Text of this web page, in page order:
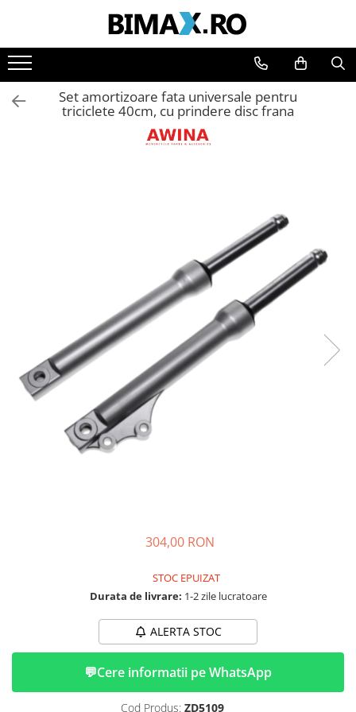
Toate Produsele
Triciclete Electrice
⬇ TIPURI
➔ Cu Cabina fara Permis
➔ Cu Cabina Inchisa
➔ Cu Remorca
➔ Cu Remorca Fara Permis
➔ Cu Volan
➔ Fara Permis
PIESE DE SCHIMB
Cauciucuri
Incarcatoare
Set amortizoare fata universale pentru
triciclete 40cm, cu prindere disc frana
304,00 RON
STOC EPUIZAT
Durata de livrare: 1-2 zile lucratoare
ALERTA STOC
💬Cere informatii pe WhatsApp
Cod Produs: ZD5109